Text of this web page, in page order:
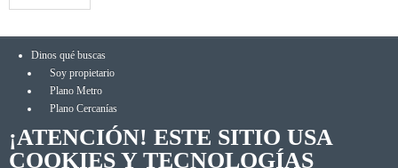
Dinos qué buscas
Soy propietario
Plano Metro
Plano Cercanías
¡ATENCIÓN! ESTE SITIO USA
COOKIES Y TECNOLOGÍAS